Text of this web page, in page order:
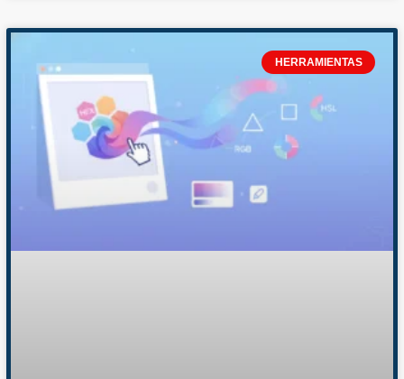
HERRAMIENTAS